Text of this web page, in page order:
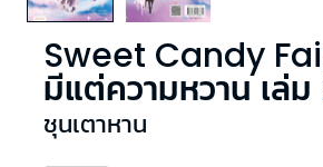
Sweet Candy
มีแต่ความหวาน เล่ม
ชุนเตาหาน